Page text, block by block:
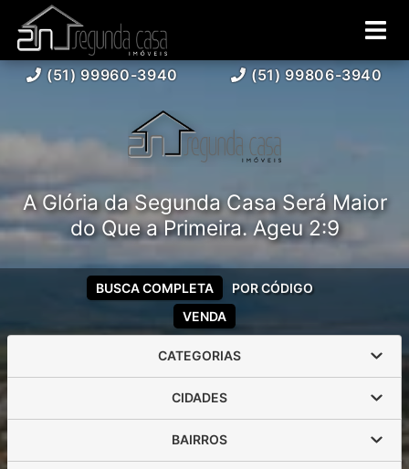
(51) 99960-3940 (51) 99806-3940
A Glória da Segunda Casa Será Maior
do Que a Primeira. Ageu 2:9
VENDA
BUSCA COMPLETA POR CÓDIGO
CATEGORIAS
CIDADES
BAIRROS